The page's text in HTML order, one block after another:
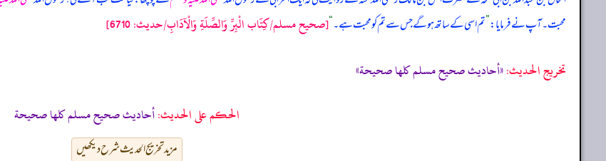
محبت۔ آپ نے فرمایا:”تم اسی کے ساتھ ہو گے جس سے تم کو محبت ہے۔“[صحيح مسلم/كِتَاب الْبِرِّ وَالصِّلَةِ وَالْآدَابِ/حدیث: 6710]
تخریج الحدیث:«أحاديث صحيح مسلم كلها صحيحة»
الحكم على الحديث:أحاديث صحيح مسلم كلها صحيحة
مزید تخریج الحدیث شرح دیکھیں